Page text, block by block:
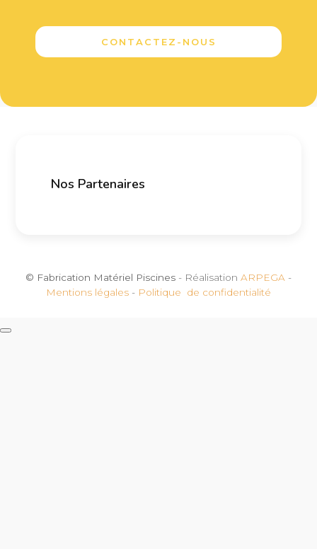
CONTACTEZ-NOUS
Nos Partenaires
© Fabrication Matériel Piscines - Réalisation ARPEGA -
Mentions légales - Politique de confidentialité